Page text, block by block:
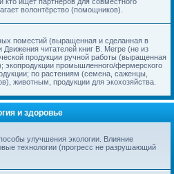
волонтёрство (помощников).
поместий (выращенная и сделанная в
Движения читателей книг В. Мегре (не из
продукции ручной работы (выращенная
экопродукции промышленного/фермерского
по растениям (семена, саженцы,
животным, продукции для экохозяйства.
и здоровье
улучшения экологии. Влияние
технологии (прогресс не разрушающий